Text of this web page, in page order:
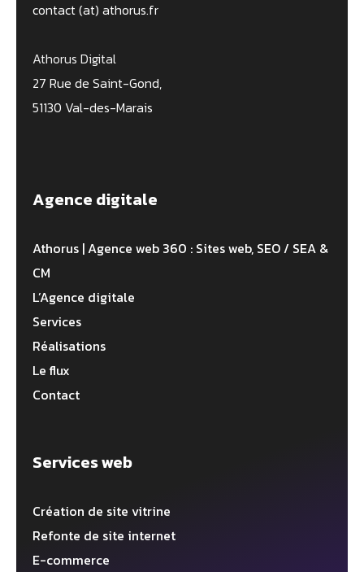
contact (at) athorus.fr
Athorus Digital
27 Rue de Saint-Gond,
51130 Val-des-Marais
Agence digitale
Athorus | Agence web 360 : Sites web, SEO / SEA &
CM
L’Agence digitale
Services
Réalisations
Le flux
Contact
Services web
Création de site vitrine
Refonte de site internet
E-commerce